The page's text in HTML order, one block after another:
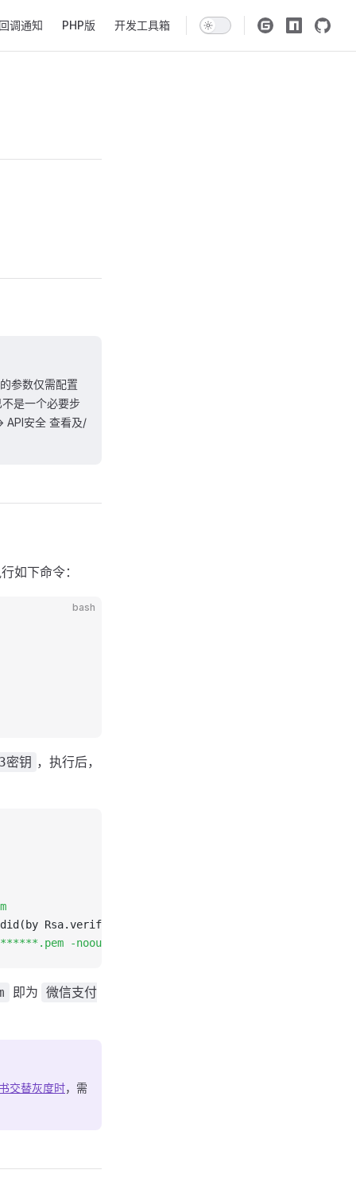
回调通知 PHP版 开发工具箱
参数仅需配置
不是一个必要步
API安全 查看及/
如下命令：
bash
密钥 ，执行后，
Rsa.verify):
-noout -serial -dates
即为 微信支付
交替灰度时，需